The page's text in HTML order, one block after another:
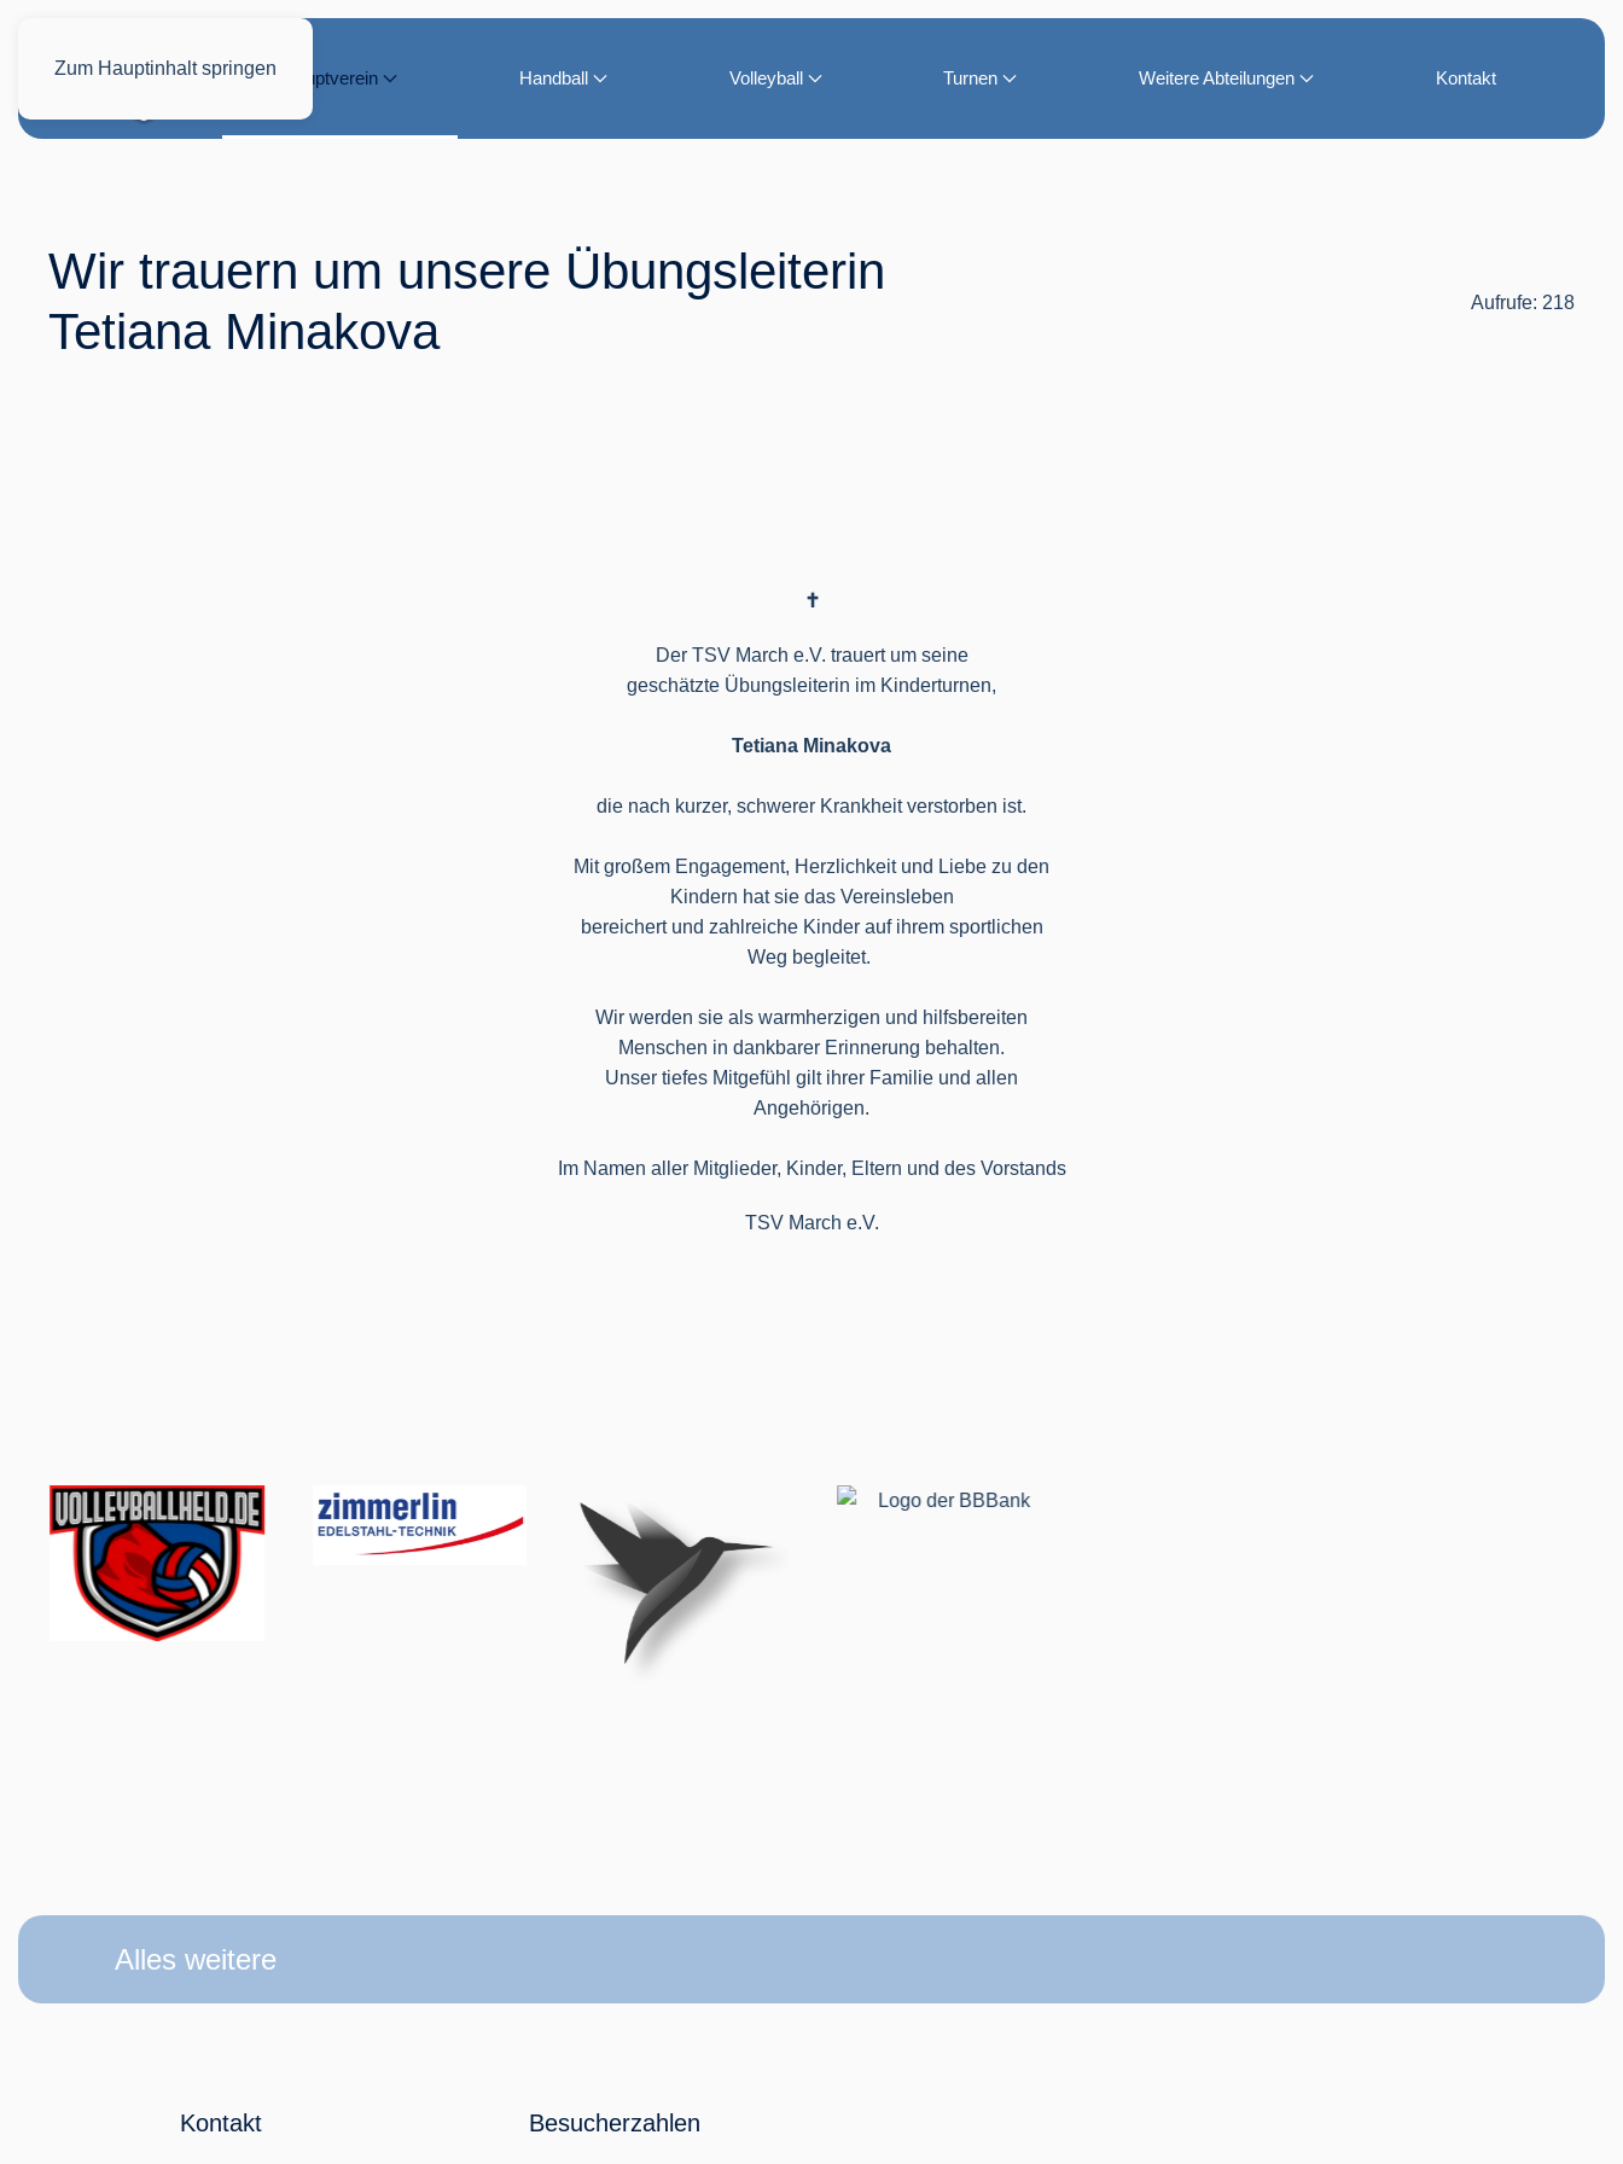
Zum Hauptinhalt springen Hauptverein Handball Volleyball Turnen Weitere Abteilungen Kontakt
Wir trauern um unsere Übungsleiterin
Tetiana Minakova
Aufrufe: 218
✝
Der TSV March e.V. trauert um seine
geschätzte Übungsleiterin im Kinderturnen,
Tetiana Minakova
die nach kurzer, schwerer Krankheit verstorben ist.
Mit großem Engagement, Herzlichkeit und Liebe zu den
Kindern hat sie das Vereinsleben
bereichert und zahlreiche Kinder auf ihrem sportlichen
Weg begleitet.
Wir werden sie als warmherzigen und hilfsbereiten
Menschen in dankbarer Erinnerung behalten.
Unser tiefes Mitgefühl gilt ihrer Familie und allen
Angehörigen.
Im Namen aller Mitglieder, Kinder, Eltern und des Vorstands
TSV March e.V.
Alles weitere
Kontakt Besucherzahlen